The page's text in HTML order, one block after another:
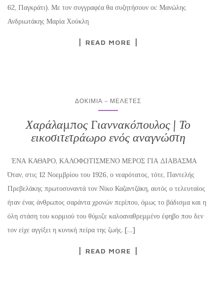
62, Παγκράτι). Με τον συγγραφέα θα συζητήσουν οι: Μανώλης
Ανδριωτάκης Μαρία Χούκλη
READ MORE
ΔΟΚΊΜΙΑ – ΜΕΛΈΤΕΣ
Χαράλαμπος Γιαννακόπουλος | Το
εικοσιτετράωρο ενός αναγνώστη
ΈΝΑ ΚΑΘΑΡΟ, ΚΑΛΟΦΩΤΙΣΜΕΝΟ ΜΕΡΟΣ ΓΙΑ ΔΙΑΒΑΣΜΑ
Όταν, στις 12 Νοεμβρίου του 1926, ο νεαρότατος, τότε, Παντελής
Πρεβελάκης πρωτοσυναντά τον Νίκο Καζαντζάκη, αυτός ο τελευταίος
ήταν ένας άνθρωπος σαράντα χρονών περίπου, όμως το βάδισμα και η
όλη στάση του κορμιού του θύμιζε καλοαναθρεμμένο έφηβο που δεν
τον είχε αγγίξει η κυνική πείρα της ζωής. […]
READ MORE